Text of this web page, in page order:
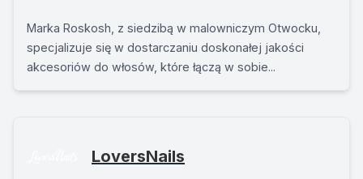
Marka Roskosh, z siedzibą w malowniczym Otwocku,
specjalizuje się w dostarczaniu doskonałej jakości
akcesoriów do włosów, które łączą w sobie...
LoversNails